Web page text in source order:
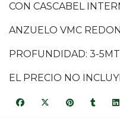
CON CASCABEL
ANZUELO VMC
PROFUNDIDAD: 3-
EL PRECIO NO